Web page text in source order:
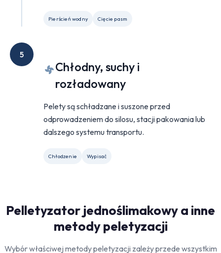
Pierścień wodny Cięcie pasm
5
Chłodny, suchy i
rozładowany
Pelety są schładzane i suszone przed
odprowadzeniem do silosu, stacji pakowania lub
dalszego systemu transportu.
Chłodzenie Wypisać
Pelletyzator jednoślimakowy a inne
metody peletyzacji
Wybór właściwej metody peletyzacji zależy przede wszystkim